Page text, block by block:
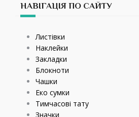
НАВІГАЦІЯ ПО САЙТУ
Листівки
Наклейки
Закладки
Блокноти
Чашки
Еко сумки
Тимчасові тату
Значки